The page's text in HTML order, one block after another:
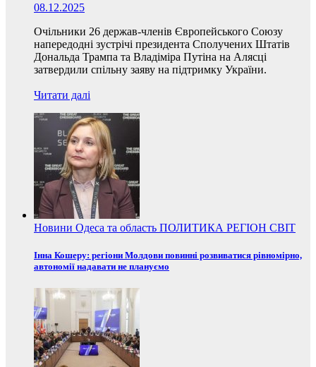
08.12.2025
Очільники 26 держав-членів Європейського Союзу
напередодні зустрічі президента Сполучених Штатів
Дональда Трампа та Владіміра Путіна на Алясці
затвердили спільну заяву на підтримку України.
Читати далі
Новини Одеса та область ПОЛИТИКА РЕГІОН СВІТ
Інна Кошеру: регіони Молдови повинні розвиватися рівномірно,
автономії надавати не плануємо